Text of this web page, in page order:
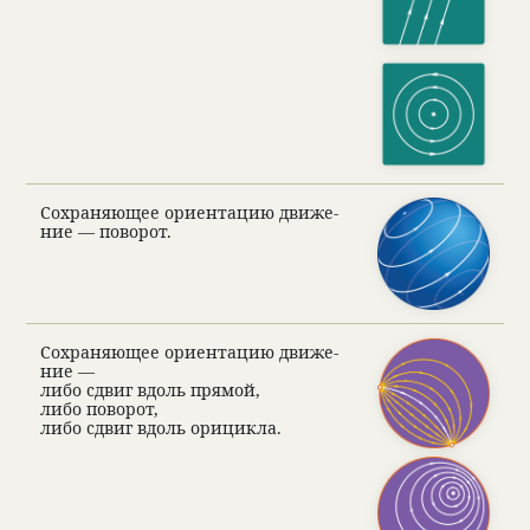
Сохра­няющее ори­ен­тацию движе­
ние — пово­рот.
Сохра­няющее ори­ен­тацию движе­
ние —
либо сдвиг вдоль прямой,
либо пово­рот,
либо сдвиг вдоль орицикла.